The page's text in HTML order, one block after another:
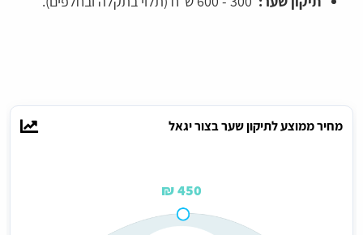
מחיר ממוצע לתיקון שער בצור יגאל
450 ₪